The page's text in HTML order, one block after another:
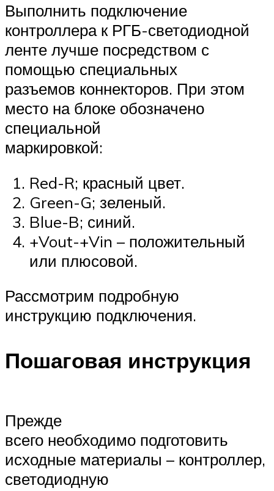
Выполнить подключение
контроллера к РГБ-светодиодной
ленте лучше посредством с
помощью специальных
разъемов коннекторов. При этом
место на блоке обозначено
специальной
маркировкой:
Red-R; красный цвет.
Green-G; зеленый.
Blue-B; синий.
+Vout-+Vin – положительный
или плюсовой.
Рассмотрим подробную
инструкцию подключения.
Пошаговая инструкция
Прежде
всего необходимо подготовить
исходные материалы – контроллер,
светодиодную